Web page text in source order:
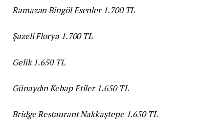
Ramazan Bingöl Esenler 1.700 TL
Şazeli Florya 1.700 TL
Gelik 1.650 TL
Günaydın Kebap Etiler 1.650 TL
Bridge Restaurant Nakkaştepe 1.650 TL